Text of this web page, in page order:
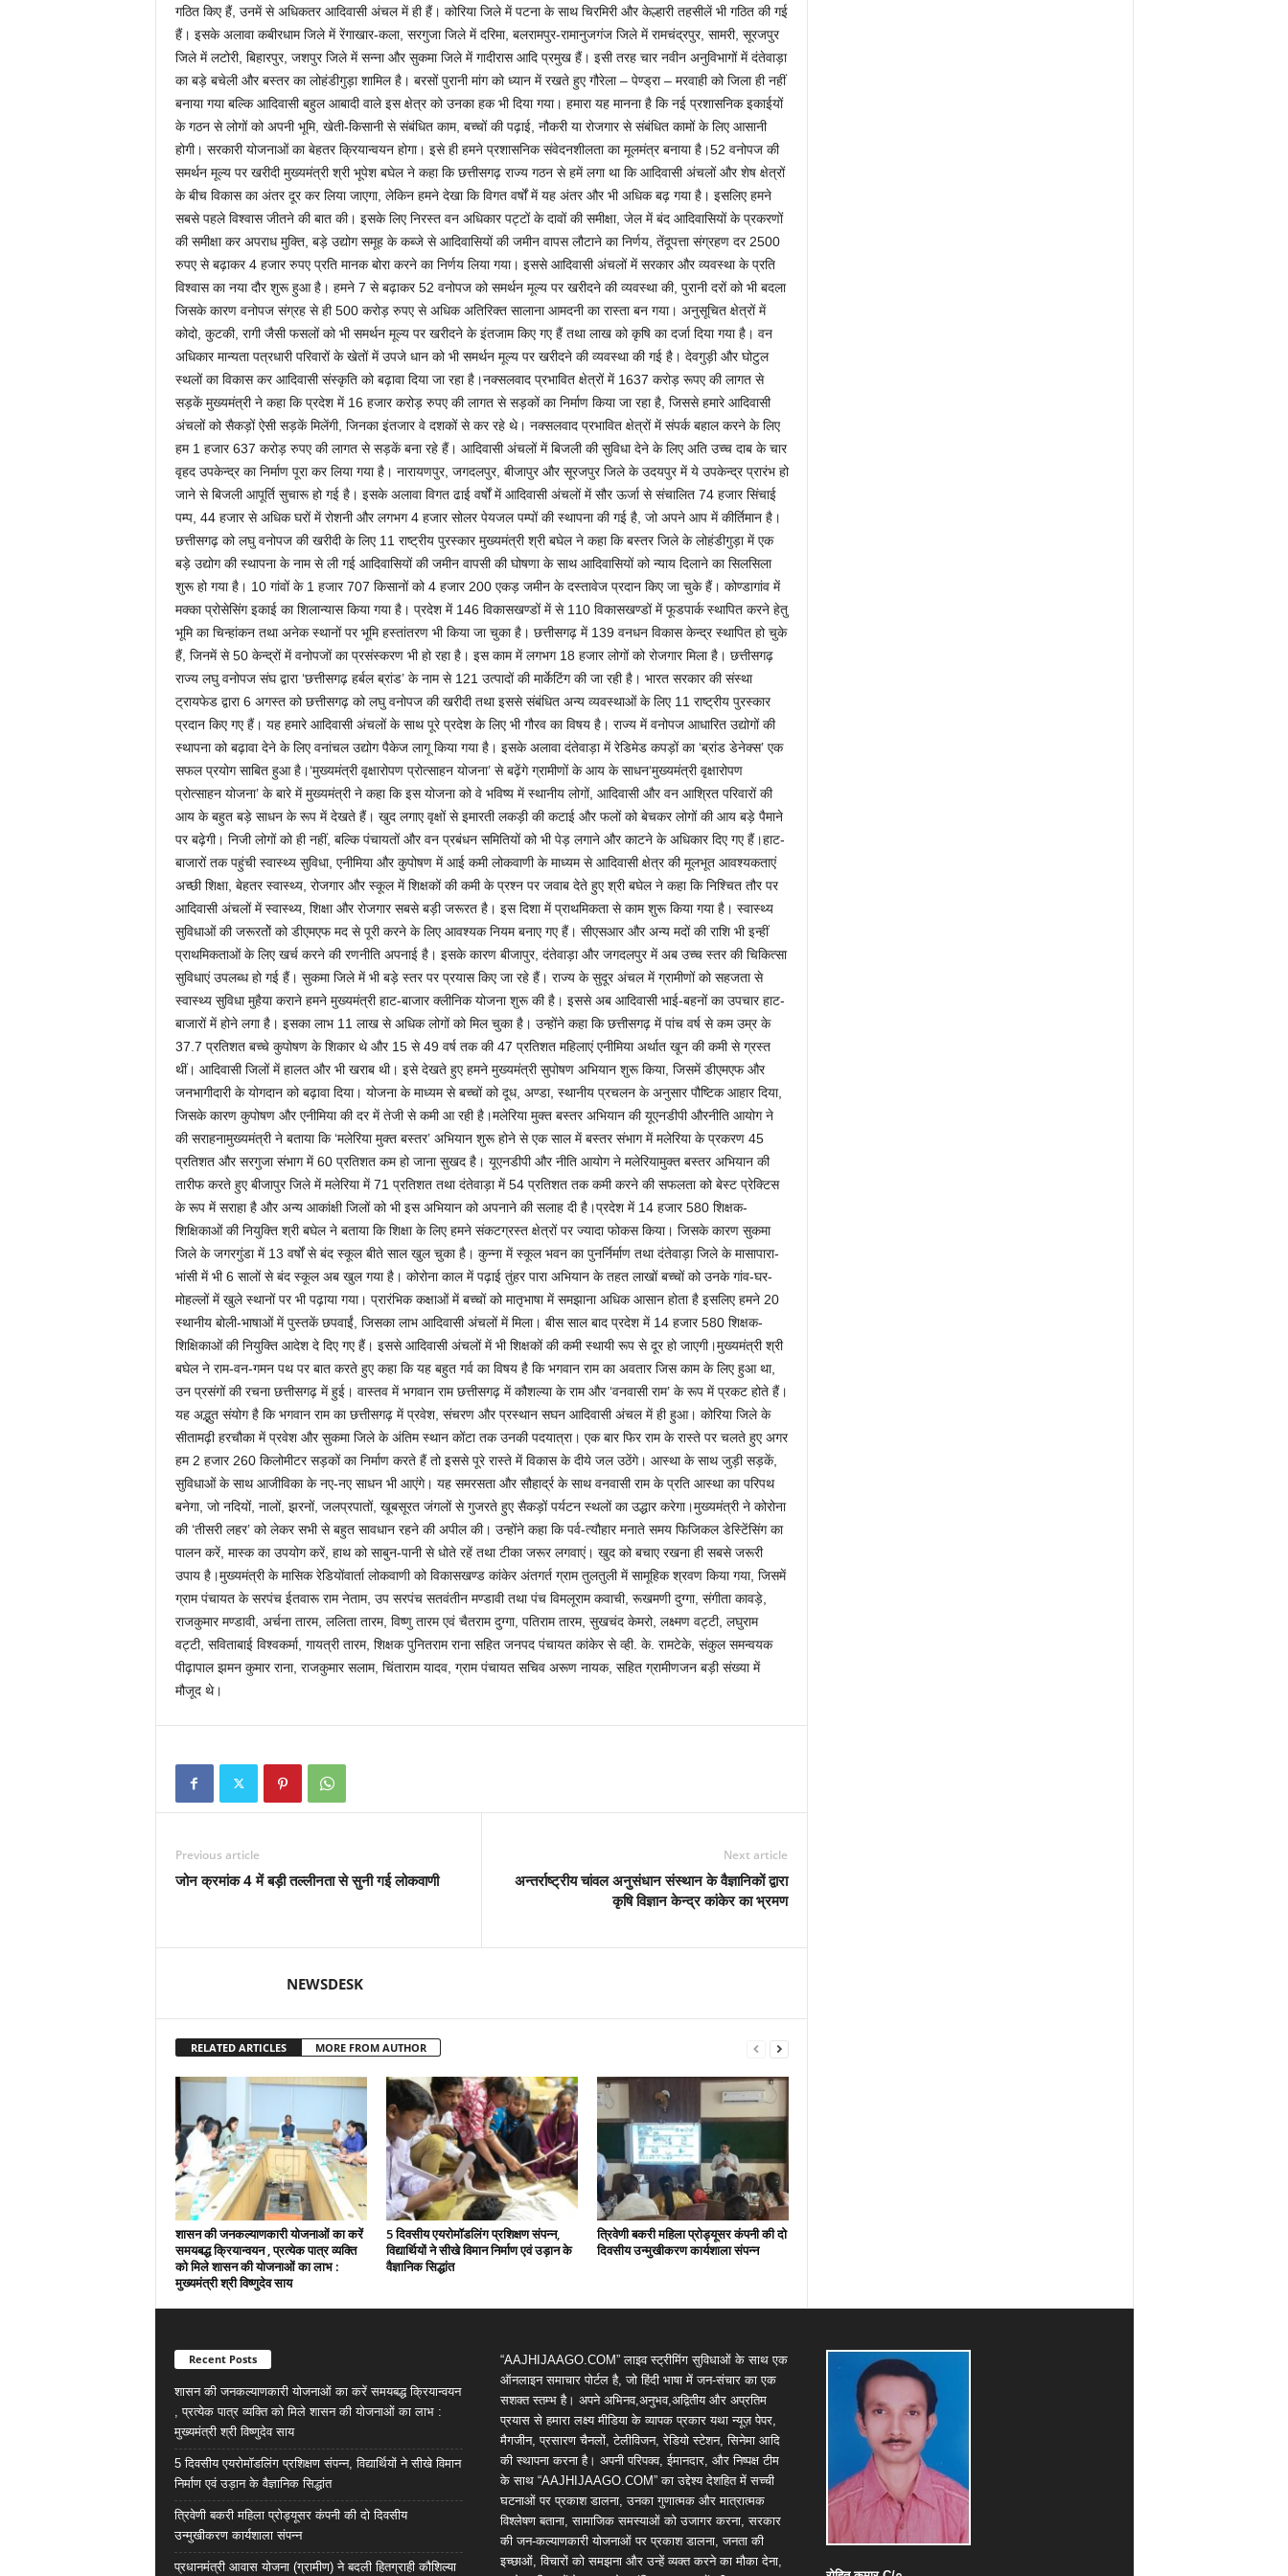
Previous article
जोन क्रमांक 4 में बड़ी तल्लीनता से सुनी गई लोकवाणी
Next article
अन्तर्राष्ट्रीय चांवल अनुसंधान संस्थान के वैज्ञानिकों द्वारा
कृषि विज्ञान केन्द्र कांकेर का भ्रमण
NEWSDESK
RELATED ARTICLES MORE FROM AUTHOR
शासन की जनकल्याणकारी योजनाओं का करें
समयबद्ध क्रियान्वयन , प्रत्येक पात्र व्यक्ति
को मिले शासन की योजनाओं का लाभ :
मुख्यमंत्री श्री विष्णुदेव साय
5 दिवसीय एयरोमॉडलिंग प्रशिक्षण संपन्न,
विद्यार्थियों ने सीखे विमान निर्माण एवं उड़ान के
वैज्ञानिक सिद्धांत
त्रिवेणी बकरी महिला प्रोड्यूसर कंपनी की दो
दिवसीय उन्मुखीकरण कार्यशाला संपन्न
Recent Posts
शासन की जनकल्याणकारी योजनाओं का करें समयबद्ध क्रियान्वयन
, प्रत्येक पात्र व्यक्ति को मिले शासन की योजनाओं का लाभ :
मुख्यमंत्री श्री विष्णुदेव साय
5 दिवसीय एयरोमॉडलिंग प्रशिक्षण संपन्न, विद्यार्थियों ने सीखे विमान
निर्माण एवं उड़ान के वैज्ञानिक सिद्धांत
त्रिवेणी बकरी महिला प्रोड्यूसर कंपनी की दो दिवसीय
उन्मुखीकरण कार्यशाला संपन्न
प्रधानमंत्री आवास योजना (ग्रामीण) ने बदली हितग्राही कौशिल्या
“AAJHIJAAGO.COM” लाइव स्ट्रीमिंग सुविधाओं के साथ एक
ऑनलाइन समाचार पोर्टल है, जो हिंदी भाषा में जन-संचार का एक
सशक्त स्तम्भ है। अपने अभिनव,अनुभव,अद्वितीय और अप्रतिम
प्रयास से हमारा लक्ष्य मीडिया के व्यापक प्रकार यथा न्यूज़ पेपर,
मैगजीन, प्रसारण चैनलों, टेलीविजन, रेडियो स्टेशन, सिनेमा आदि
की स्थापना करना है। अपनी परिपक्व, ईमानदार, और निष्पक्ष टीम
के साथ “AAJHIJAAGO.COM” का उद्देश्य देशहित में सच्ची
घटनाओं पर प्रकाश डालना, उनका गुणात्मक और मात्रात्मक
विश्लेषण बताना, सामाजिक समस्याओं को उजागर करना, सरकार
की जन-कल्याणकारी योजनाओं पर प्रकाश डालना, जनता की
इच्छाओं, विचारों को समझना और उन्हें व्यक्त करने का मौका देना,